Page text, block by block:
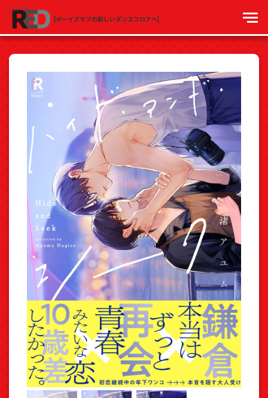
[ボーイズラブの新しいダンスフロアへ]